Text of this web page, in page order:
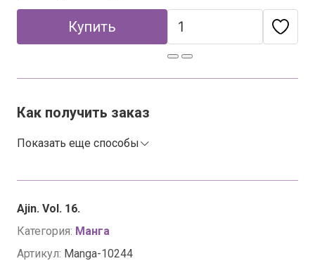
Ajin. Vol. 16.
Категория: Манга
Артикул: Manga-10244
Купить
Как получить заказ
Показать еще способы